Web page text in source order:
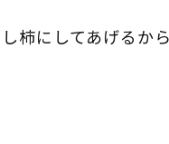
柿にしてあげるか